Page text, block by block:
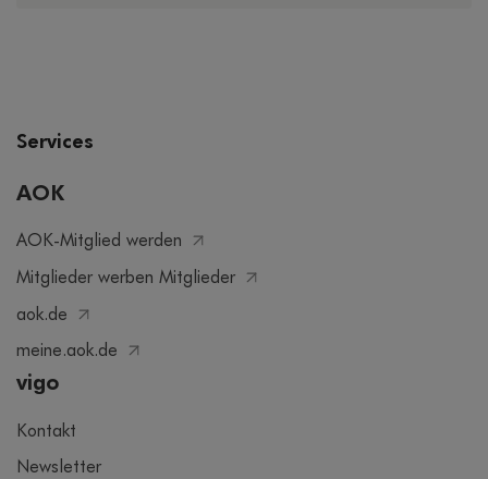
Services
AOK
AOK-Mitglied werden
Mitglieder werben Mitglieder
aok.de
meine.aok.de
vigo
Kontakt
Newsletter